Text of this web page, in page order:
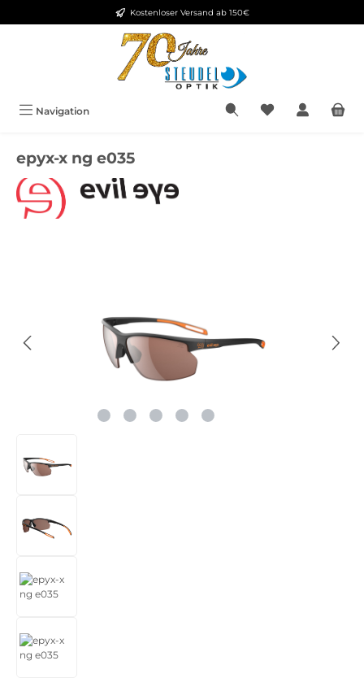
Zum Hauptinhalt springenKostenloser Versand ab 150€
Navigation
epyx-x ng e035